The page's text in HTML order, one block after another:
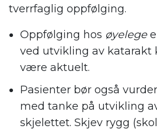
tverrfaglig oppfølging.
Oppfølging hos øyelege
ved utvikling av katarakt
være aktuelt.
Pasienter bør også
med tanke på utvikling
skjelettet. Skjev rygg